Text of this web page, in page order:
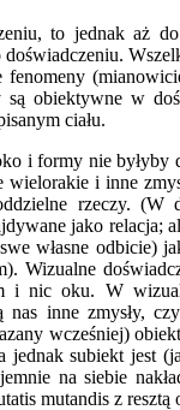
to jednak aż
obiektywne w
ciału.
i formy nie
i inne
rzeczy. (W
jako relacja;
własne odbicie)
Wizualne
i nic oku. W
inne zmysły,
wcześniej)
jednak subiekt jest
na siebie
mutandis z resztą